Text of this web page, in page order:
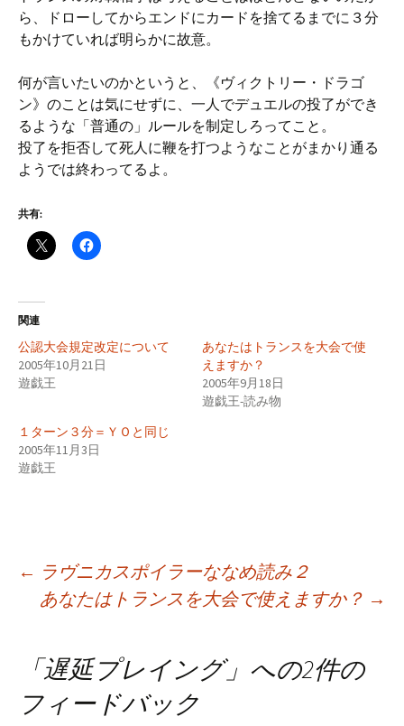
ら、ドローしてからエンドにカードを捨てるまでに３分
もかけていれば明らかに故意。
何が言いたいのかというと、《ヴィクトリー・ドラゴ
ン》のことは気にせずに、一人でデュエルの投了ができ
るような「普通の」ルールを制定しろってこと。
投了を拒否して死人に鞭を打つようなことがまかり通る
ようでは終わってるよ。
共有:
関連
公認大会規定改定について
2005年10月21日
遊戯王
あなたはトランスを大会で使
えますか？
2005年9月18日
遊戯王-読み物
１ターン３分＝ＹＯと同じ
2005年11月3日
遊戯王
投
ナ
← ラヴニカスポイラーななめ読み２
あなたはトランスを大会で使えますか？ →
「遅延プレイング」への2件の
フィードバック